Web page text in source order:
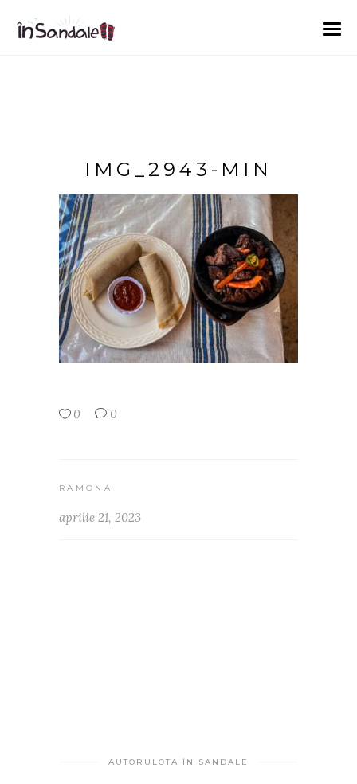
IMG_2943-MIN
0 0
RAMONA
aprilie 21, 2023
AUTORULOTA ÎN SANDALE